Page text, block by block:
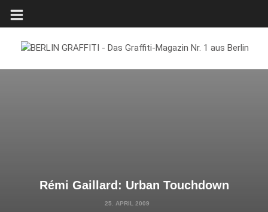
Rémi Gaillard: Urban Touchdown
25. APRIL 2009